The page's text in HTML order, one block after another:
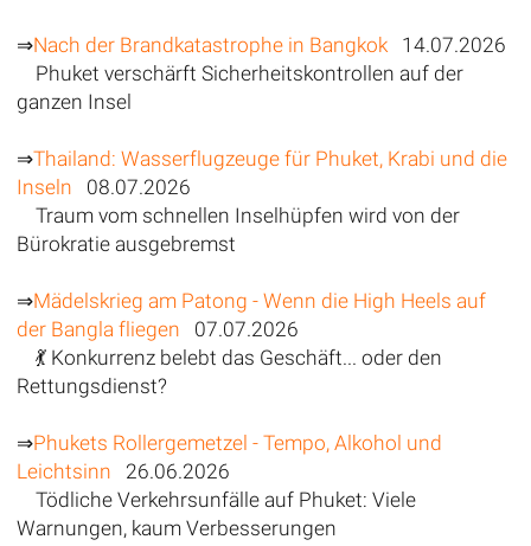
⇒Nach der Brandkatastrophe in Bangkok14.07.2026
Phuket verschärft Sicherheitskontrollen auf der
ganzen Insel
⇒Thailand: Wasserflugzeuge für Phuket, Krabi und die
Inseln 08.07.2026
Traum vom schnellen Inselhüpfen wird von der
Bürokratie ausgebremst
⇒Mädelskrieg am Patong - Wenn die High Heels auf
der Bangla fliegen 07.07.2026
💃 Konkurrenz belebt das Geschäft... oder den
Rettungsdienst?
⇒Phukets Rollergemetzel - Tempo, Alkohol und
Leichtsinn 26.06.2026
Tödliche Verkehrsunfälle auf Phuket: Viele
Warnungen, kaum Verbesserungen